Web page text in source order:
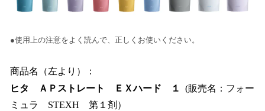
●使用上の注意をよく読んで、正しくお使いください。
商品名（左より）：
ヒタ ＡＰストレート ＥＸハード １ (販売名：フォー
ミュラ STEXH 第１剤）